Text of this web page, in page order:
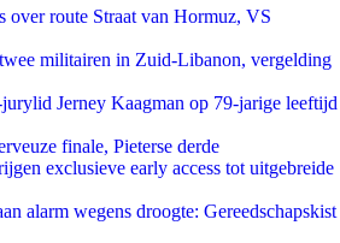
over route Straat van Hormuz, VS
militairen in Zuid-Libanon, vergelding
Jerney Kaagman op 79-jarige leeftijd
finale, Pieterse derde
exclusieve early access tot uitgebreide
alarm wegens droogte: Gereedschapskist